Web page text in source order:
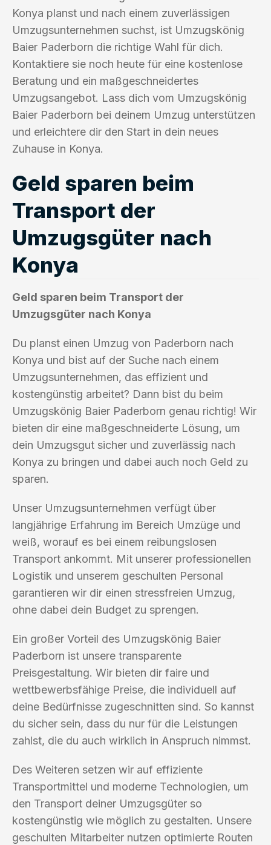
Konya planst und nach einem zuverlässigen
Umzugsunternehmen suchst, ist Umzugskönig
Baier Paderborn die richtige Wahl für dich.
Kontaktiere sie noch heute für eine kostenlose
Beratung und ein maßgeschneidertes
Umzugsangebot. Lass dich vom Umzugskönig
Baier Paderborn bei deinem Umzug unterstützen
und erleichtere dir den Start in dein neues
Zuhause in Konya.
Geld sparen beim
Transport der
Umzugsgüter nach
Konya
Geld sparen beim Transport der
Umzugsgüter nach Konya
Du planst einen Umzug von Paderborn nach
Konya und bist auf der Suche nach einem
Umzugsunternehmen, das effizient und
kostengünstig arbeitet? Dann bist du beim
Umzugskönig Baier Paderborn genau richtig! Wir
bieten dir eine maßgeschneiderte Lösung, um
dein Umzugsgut sicher und zuverlässig nach
Konya zu bringen und dabei auch noch Geld zu
sparen.
Unser Umzugsunternehmen verfügt über
langjährige Erfahrung im Bereich Umzüge und
weiß, worauf es bei einem reibungslosen
Transport ankommt. Mit unserer professionellen
Logistik und unserem geschulten Personal
garantieren wir dir einen stressfreien Umzug,
ohne dabei dein Budget zu sprengen.
Ein großer Vorteil des Umzugskönig Baier
Paderborn ist unsere transparente
Preisgestaltung. Wir bieten dir faire und
wettbewerbsfähige Preise, die individuell auf
deine Bedürfnisse zugeschnitten sind. So kannst
du sicher sein, dass du nur für die Leistungen
zahlst, die du auch wirklich in Anspruch nimmst.
Des Weiteren setzen wir auf effiziente
Transportmittel und moderne Technologien, um
den Transport deiner Umzugsgüter so
kostengünstig wie möglich zu gestalten. Unsere
geschulten Mitarbeiter nutzen optimierte Routen